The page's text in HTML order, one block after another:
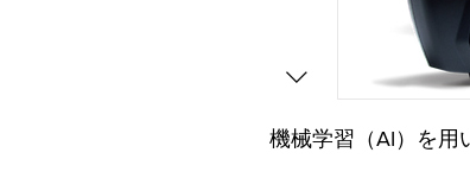
機械学習（AI）を用